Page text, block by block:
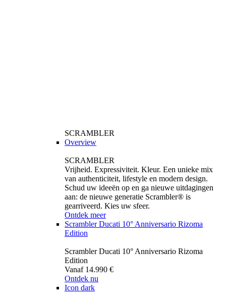
SCRAMBLER
Overview
SCRAMBLER
Vrijheid. Expressiviteit. Kleur. Een unieke mix
van authenticiteit, lifestyle en modern design.
Schud uw ideeën op en ga nieuwe uitdagingen
aan: de nieuwe generatie Scrambler® is
gearriveerd. Kies uw sfeer.
Ontdek meer
Scrambler Ducati 10° Anniversario Rizoma
Edition
Scrambler Ducati 10° Anniversario Rizoma
Edition
Vanaf 14.990 €
Ontdek nu
Icon dark